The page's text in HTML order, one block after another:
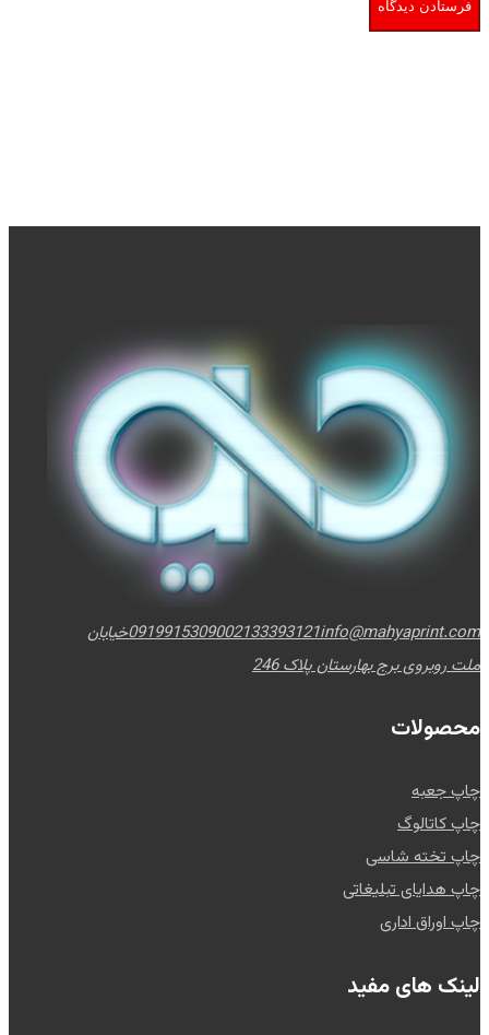
0919915309002133393121info@mahyaprint.com
خیابان
ملت روبروی برج بهارستان پلاک 246
محصولات
چاپ جعبه
چاپ کاتالوگ
چاپ تخته شاسی
چاپ هدایای تبلیغاتی
چاپ اوراق اداری
لینک های مفید